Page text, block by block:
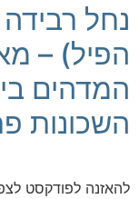
נחל
הפיל) –
המדהים
השכונות
להאזנה לפודקסט